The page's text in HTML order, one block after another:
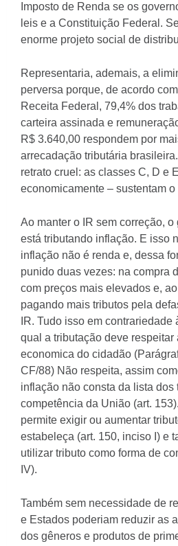
Imposto de Renda se os
leis e a Constituição Federal.
enorme projeto social de
Representaria, ademais, a
perversa porque, de acordo
Receita Federal, 79,4% dos
carteira assinada e
R$ 3.640,00 respondem por
arrecadação tributária
retrato cruel: as classes C, D e
economicamente – sustentam o
Ao manter o IR sem correção,
está tributando inflação. E isso
inflação não é renda e, dessa
punido duas vezes: na compra
com preços mais elevados e,
pagando mais tributos pela
IR. Tudo isso em
qual a tributação deve respeitar
economica do cidadão
CF/88) Não respeita, assim
inflação não consta da lista dos
competência da União (art.
permite exigir ou aumentar
estabeleça (art. 150, inciso I) e
utilizar tributo como forma de
IV).
Também sem necessidade de
e Estados poderiam reduzir as
dos gêneros e produtos de